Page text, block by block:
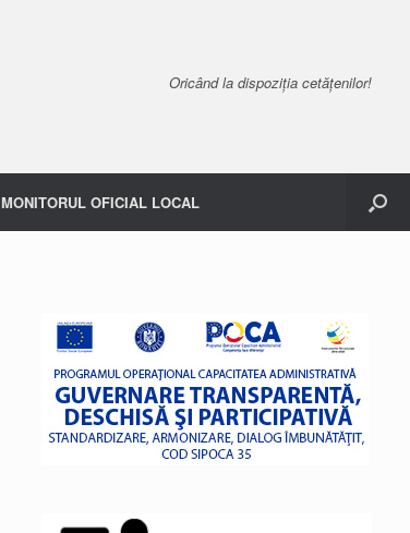
Oricând la dispoziția cetățenilor!
MONITORUL OFICIAL LOCAL